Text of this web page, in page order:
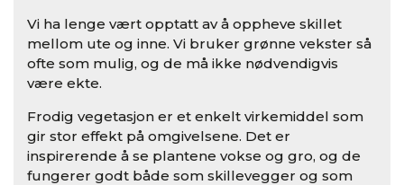
Vi ha lenge vært opptatt av å oppheve skillet
mellom ute og inne. Vi bruker grønne vekster så
ofte som mulig, og de må ikke nødvendigvis
være ekte.
Frodig vegetasjon er et enkelt virkemiddel som
gir stor effekt på omgivelsene. Det er
inspirerende å se plantene vokse og gro, og de
fungerer godt både som skillevegger og som